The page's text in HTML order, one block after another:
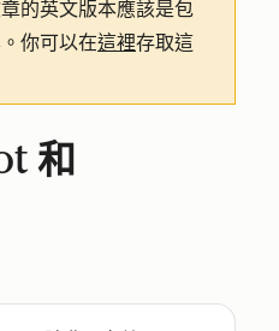
的英文版本應該是包
你可以在這裡存取這
和